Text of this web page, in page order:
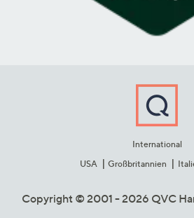
International
USA
Großbritannien
Copyright © 2001 - 2026 QVC